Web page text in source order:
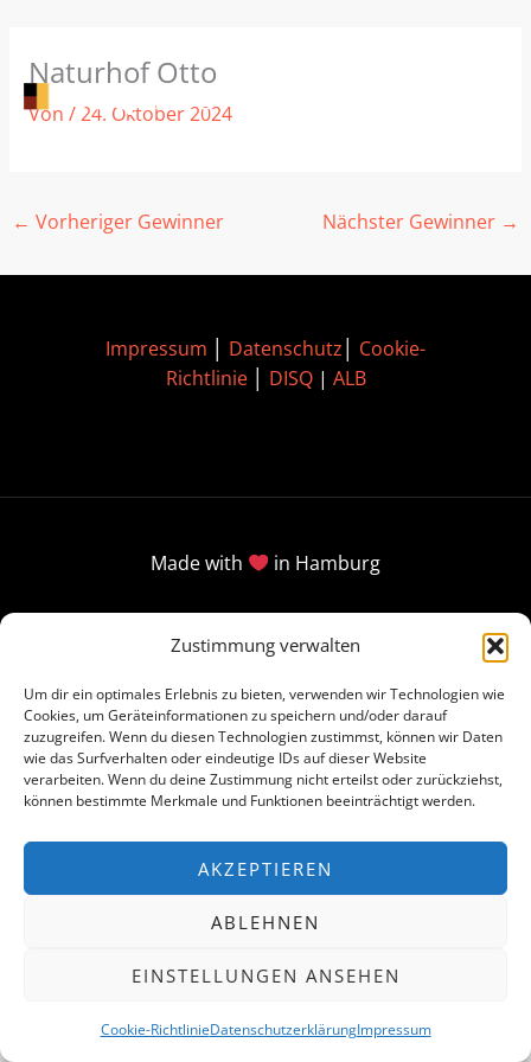
Zustimmung verwalten
Um dir ein optimales Erlebnis zu bieten, verwenden wir Technologien wie
Cookies, um Geräteinformationen zu speichern und/oder darauf
zuzugreifen. Wenn du diesen Technologien zustimmst, können wir Daten
wie das Surfverhalten oder eindeutige IDs auf dieser Website
verarbeiten. Wenn du deine Zustimmung nicht erteilst oder zurückziehst,
können bestimmte Merkmale und Funktionen beeinträchtigt werden.
AKZEPTIEREN
ABLEHNEN
EINSTELLUNGEN ANSEHEN
Cookie-RichtlinieDatenschutzerklärungImpressum
Inhalt
springen
Naturhof Otto
Von /24. Oktober 2024
← Vorheriger Gewinner Nächster Gewinner →
Impressum Datenschutz
Cookie-
Richtlinie│ DISQ| ALB
Made with in Hamburg